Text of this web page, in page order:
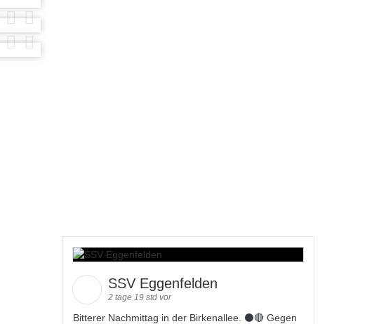
SSV Eggenfelden
2 tage 19 std vor
Bitterer Nachmittag in der Birkenallee. ⚫🔴 Gegen